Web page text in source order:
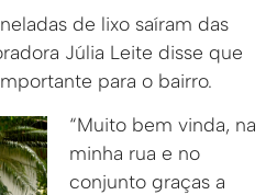
de lixo saíram das
Júlia Leite disse que
para o bairro.
“Muito bem vinda, na
minha rua e no
conjunto graças a